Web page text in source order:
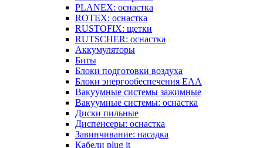
PLANEX: оснастка
ROTEX: оснастка
RUSTOFIX: щетки
RUTSCHER: оснастка
Аккумуляторы
Биты
Блоки подготовки воздуха
Блоки энергообеспечения EAA
Вакуумные системы зажимные
Вакуумные системы: оснастка
Диски пильные
Диспенсеры: оснастка
Завинчивание: насадка
Кабели plug it